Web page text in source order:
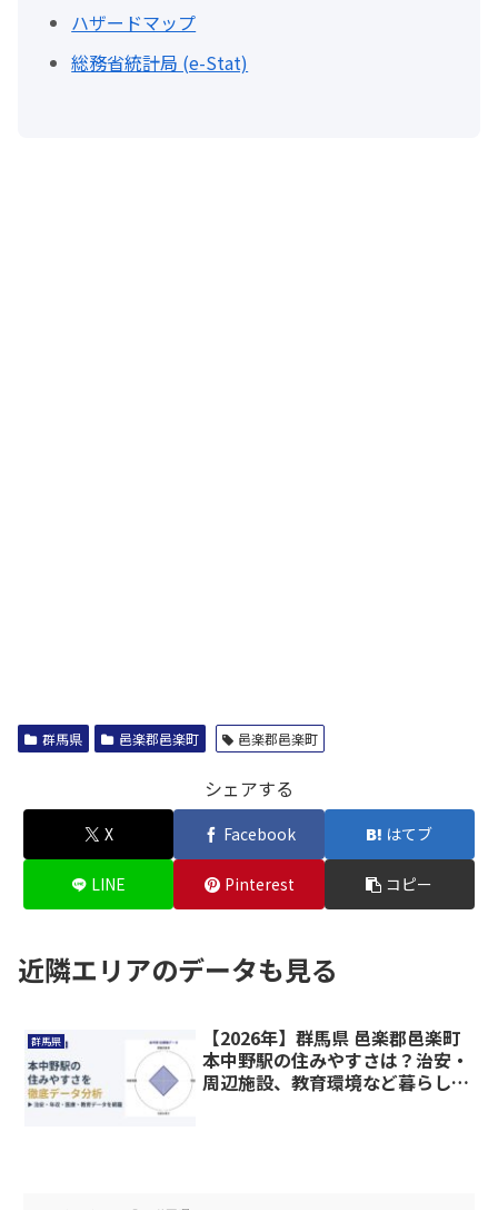
ハザードマップ
総務省統計局 (e-Stat)
群馬県 邑楽郡邑楽町 邑楽郡邑楽町
シェアする
X Facebook はてブ
LINE Pinterest コピー
近隣エリアのデータも見る
群馬県
【2026年】群馬県 邑楽郡邑楽町
本中野駅の住みやすさは？治安・
周辺施設、教育環境など暮らしに